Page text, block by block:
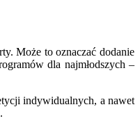
Może to oznaczać dodanie
dla najmłodszych –
indywidualnych, a nawet